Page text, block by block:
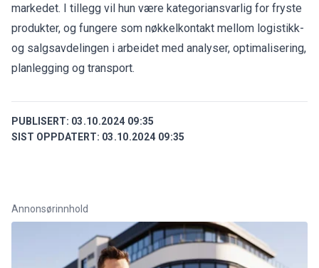
markedet. I tillegg vil hun være kategoriansvarlig for fryste
produkter, og fungere som nøkkelkontakt mellom logistikk-
og salgsavdelingen i arbeidet med analyser, optimalisering,
planlegging og transport.
PUBLISERT: 03.10.2024 09:35
SIST OPPDATERT: 03.10.2024 09:35
Annonsørinnhold